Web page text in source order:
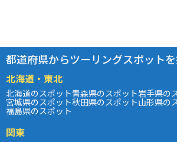
都道府県からツーリングスポット
北海道・東北
北海道のスポット青森県のスポット岩手県の
宮城県のスポット秋田県のスポット山形県の
福島県のスポット
関東